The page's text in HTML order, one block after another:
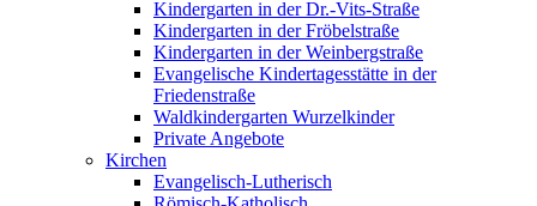
Kindergarten in der Dr.-Vits-Straße
Kindergarten in der Fröbelstraße
Kindergarten in der Weinbergstraße
Evangelische Kindertagesstätte in der
Friedenstraße
Waldkindergarten Wurzelkinder
Private Angebote
Kirchen
Evangelisch-Lutherisch